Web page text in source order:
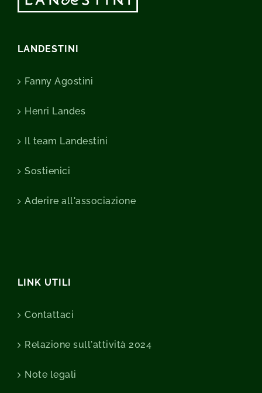
LANDESTINI
Fanny Agostini
Henri Landes
Il team Landestini
Sostienici
Aderire all'associazione
LINK UTILI
Contattaci
Relazione sull'attività 2024
Note legali